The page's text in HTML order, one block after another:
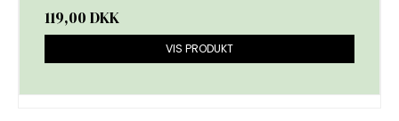
119,00 DKK
VIS PRODUKT